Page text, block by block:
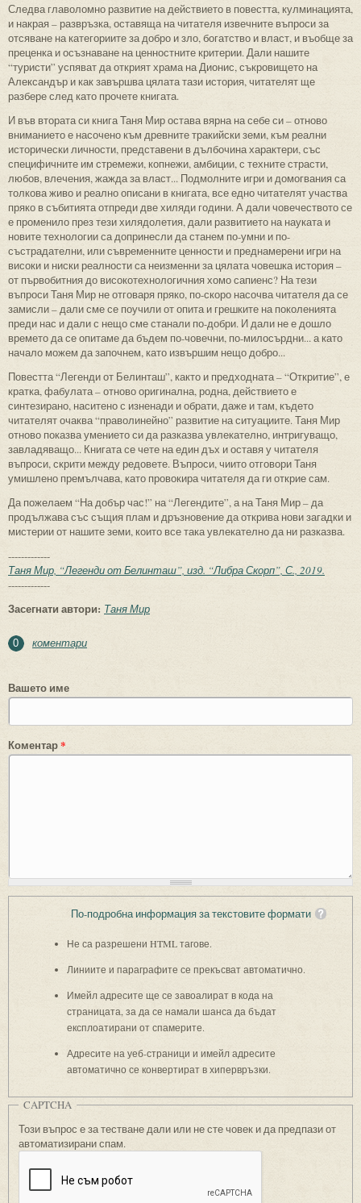
Следва главоломно развитие на действието в повестта, кулминацията,
и накрая – развръзка, оставяща на читателя извечните въпроси за
отсяване на категориите за добро и зло, богатство и власт, и въобще за
преценка и осъзнаване на ценностните критерии. Дали нашите
“туристи” успяват да открият храма на Дионис, съкровището на
Александър и как завършва цялата тази история, читателят ще
разбере след като прочете книгата.
И във втората си книга Таня Мир остава вярна на себе си – отново
вниманието е насочено към древните тракийски земи, към реални
исторически личности, представени в дълбочина характери, със
специфичните им стремежи, копнежи, амбиции, с техните страсти,
любов, влечения, жажда за власт... Подмолните игри и домогвания са
толкова живо и реално описани в книгата, все едно читателят участва
пряко в събитията отпреди две хиляди години. А дали човечеството се
е променило през тези хилядолетия, дали развитието на науката и
новите технологии са допринесли да станем по-умни и по-
състрадателни, или съвременните ценности и преднамерени игри на
високи и ниски реалности са неизменни за цялата човешка история –
от първобитния до високотехнологичния хомо сапиенс? На тези
въпроси Таня Мир не отговаря пряко, по-скоро насочва читателя да се
замисли – дали сме се поучили от опита и грешките на поколенията
преди нас и дали с нещо сме станали по-добри. И дали не е дошло
времето да се опитаме да бъдем по-човечни, по-милосърдни... а като
начало можем да започнем, като извършим нещо добро...
Повестта “Легенди от Белинташ”, както и предходната – “Откритие”, е
кратка, фабулата – отново оригинална, родна, действието е
синтезирано, наситено с изненади и обрати, даже и там, където
читателят очаква “праволинейно” развитие на ситуациите. Таня Мир
отново показва умението си да разказва увлекателно, интригуващо,
завладяващо... Книгата се чете на един дъх и оставя у читателя
въпроси, скрити между редовете. Въпроси, чиито отговори Таня
умишлено премълчава, като провокира читателя да ги открие сам.
Да пожелаем “На добър час!” на “Легендите”, а на Таня Мир – да
продължава със същия плам и дръзновение да открива нови загадки и
мистерии от нашите земи, които все така увлекателно да ни разказва.
-------------
Таня Мир, “Легенди от Белинташ”, изд. “Либра Скорп”, С., 2019.
-------------
Засегнати автори: Таня Мир
0 коментари
Вашето име
Коментар*
По-подробна информация за текстовите формати
Не са разрешени HTML тагове.
Линиите и параграфите се прекъсват автоматично.
Имейл адресите ще се завоалират в кода на
страницата, за да се намали шанса да бъдат
експлоатирани от спамерите.
Адресите на уеб-страници и имейл адресите
автоматично се конвертират в хипервръзки.
CAPTCHA
Този въпрос е за тестване дали или не сте човек и да предпази от
автоматизирани спам.